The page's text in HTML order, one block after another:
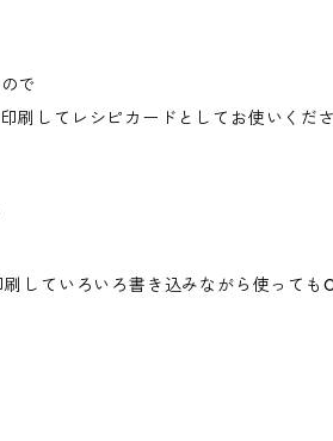
で
刷してレシピカードとしてお使いくださ
刷していろいろ書き込みながら使って